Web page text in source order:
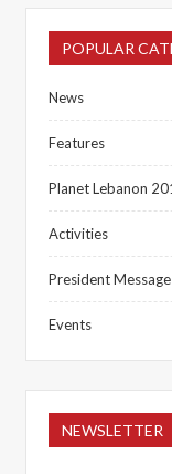
POPULAR
News
Features
Planet Lebanon
Activities
President Message
Events
NEWSLETTER